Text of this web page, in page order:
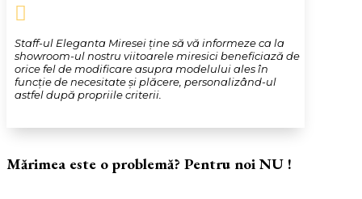

Staff-ul Eleganta Miresei ține să vă informeze ca la
showroom-ul nostru viitoarele miresici beneficiază de
orice fel de modificare asupra modelului ales în
funcție de necesitate și plăcere, personalizând-ul
astfel după propriile criterii.
Mărimea este o problemă? Pentru noi NU !